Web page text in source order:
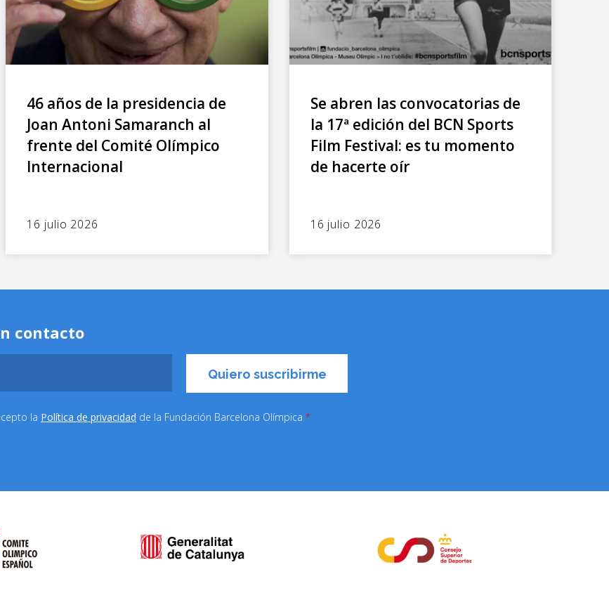
46 años de la presidencia de
Joan Antoni Samaranch al
frente del Comité Olímpico
Internacional
16 julio 2026
Se abren las convocatorias de
la 17ª edición del BCN Sports
Film Festival: es tu momento
de hacerte oír
16 julio 2026
contacto
la Política de privacidad de la Fundación Barcelona Olímpica *